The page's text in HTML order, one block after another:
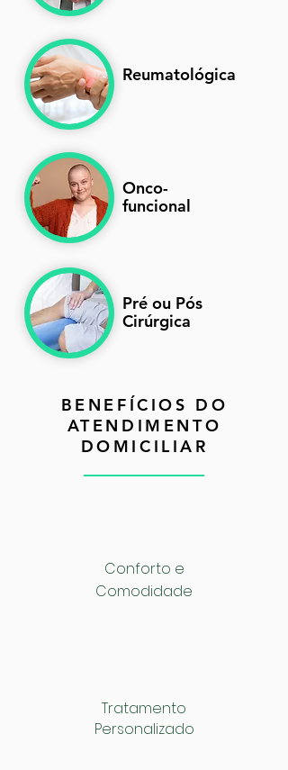
Reumatológica
Onco-
funcional
Pré ou Pós
Cirúrgica
BENEFÍCIOS DO
ATENDIMENTO
DOMICILIAR
Conforto e
Comodidade
Tratamento
Personalizado